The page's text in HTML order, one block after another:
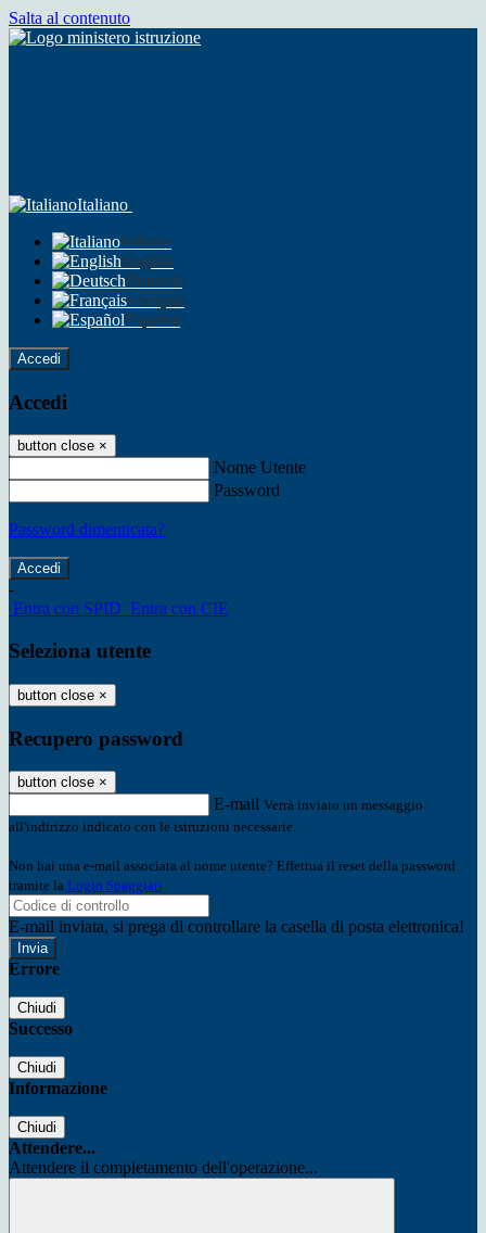
Salta al contenuto
Italiano
Italiano
English
Deutsch
Français
Español
Accedi
Accedi
button close ×
Nome Utente
Password
Password dimenticata?
-
Entra con SPID Entra con CIE
Seleziona utente
button close ×
Recupero password
button close ×
E-mail Verrà inviato un messaggio
all'indirizzo indicato con le istruzioni necessarie.
Non hai una e-mail associata al nome utente? Effettua il reset della password
tramite la Login Spaggiari
E-mail inviata, si prega di controllare la casella di posta elettronica!
Errore
Chiudi
Successo
Chiudi
Informazione
Chiudi
Attendere...
Attendere il completamento dell'operazione...